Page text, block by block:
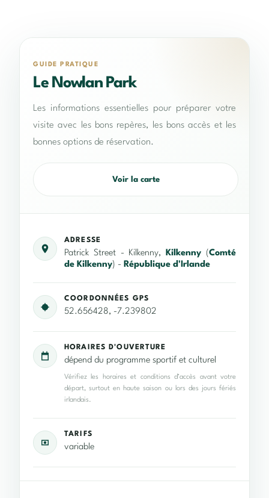
GUIDE PRATIQUE
Le Nowlan Park
Les informations essentielles pour préparer votre
visite avec les bons repères, les bons accès et les
bonnes options de réservation.
Voir la carte
ADRESSE
Patrick Street - Kilkenny,Kilkenny (Comté
de Kilkenny) - République d'Irlande
COORDONNÉES GPS
52.656428, -7.239802
HORAIRES D'OUVERTURE
dépend du programme sportif et culturel
Vérifiez les horaires et conditions d’accès avant votre
départ, surtout en haute saison ou lors des jours fériés
irlandais.
TARIFS
variable